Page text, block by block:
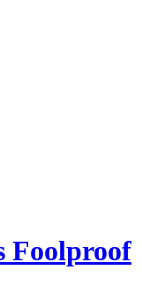
Foolproof